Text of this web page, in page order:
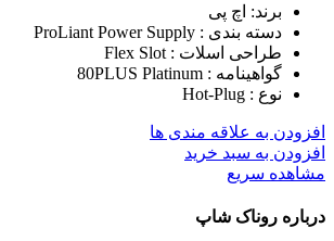
برند: اچ پی
دسته بندی : ProLiant Power Supply
طراحی اسلات : Flex Slot
گواهینامه : 80PLUS Platinum
نوع : Hot-Plug
افزودن به علاقه مندی ها
افزودن به سبد خرید
مشاهده سریع
درباره روناک شاپ